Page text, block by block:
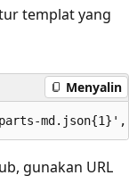
templat yang
Menyalin
gunakan URL